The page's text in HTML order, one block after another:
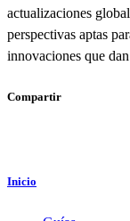
actualizaciones
perspectivas aptas
innovaciones que
Compartir
Inicio